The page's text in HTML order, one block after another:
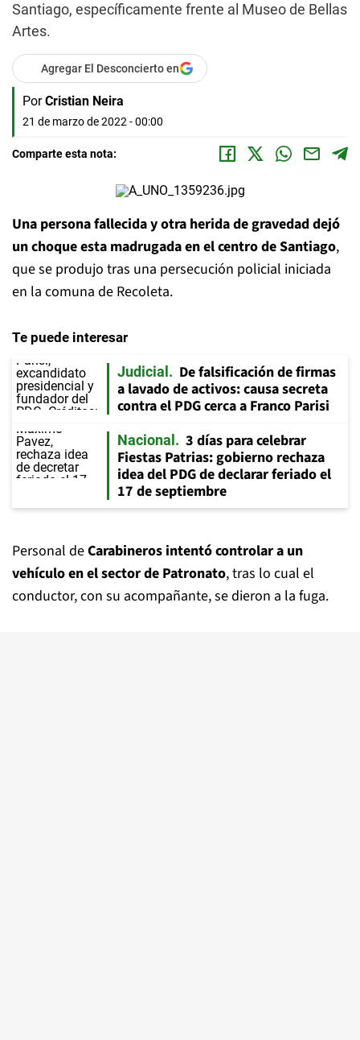
Santiago, específicamente frente al Museo de Bellas
Artes.
Agregar El Desconcierto en
Por Cristian Neira
21 de marzo de 2022 - 00:00
Comparte esta nota:
Una persona fallecida y otra herida de gravedad dejó
un choque esta madrugada en el centro de Santiago,
que se produjo tras una persecución policial iniciada
en la comuna de Recoleta.
Te puede interesar
Judicial
De falsificación de firmas
a lavado de activos: causa secreta
contra el PDG cerca a Franco Parisi
Nacional
3 días para celebrar
Fiestas Patrias: gobierno rechaza
idea del PDG de declarar feriado el
17 de septiembre
Personal deCarabineros intentó controlar a un
vehículo en el sector de Patronato, tras lo cual el
conductor, con su acompañante, se dieron a la fuga.